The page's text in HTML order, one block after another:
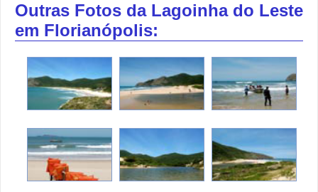
Outras Fotos da Lagoinha do Leste
em Florianópolis: